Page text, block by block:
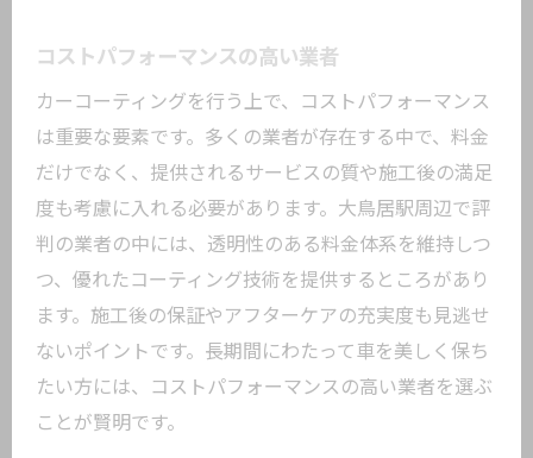
コストパフォーマンスの高い業者
カーコーティングを行う上で、コストパフォーマンス
は重要な要素です。多くの業者が存在する中で、料金
だけでなく、提供されるサービスの質や施工後の満足
度も考慮に入れる必要があります。大鳥居駅周辺で評
判の業者の中には、透明性のある料金体系を維持しつ
つ、優れたコーティング技術を提供するところがあり
ます。施工後の保証やアフターケアの充実度も見逃せ
ないポイントです。長期間にわたって車を美しく保ち
たい方には、コストパフォーマンスの高い業者を選ぶ
ことが賢明です。